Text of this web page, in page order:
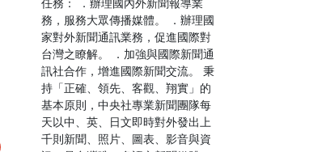
務，服務大眾傳播媒體。 ．辦理國
家對外新聞通訊業務，促進國際對
台灣之瞭解。 ．加強與國際新聞通
訊社合作，增進國際新聞交流。 秉
持「正確、領先、客觀、翔實」的
基本原則，中央社專業新聞團隊每
天以中、英、日文即時對外發出上
千則新聞、照片、圖表、影音與資